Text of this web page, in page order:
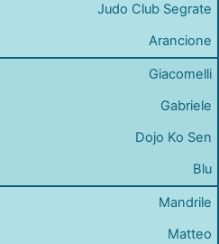
Judo Club Segrate
Arancione
Giacomelli
Gabriele
Dojo Ko Sen
Blu
Mandrile
Matteo